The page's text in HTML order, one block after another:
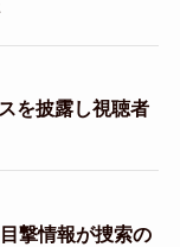
を披露し視聴者
撃情報が捜索の